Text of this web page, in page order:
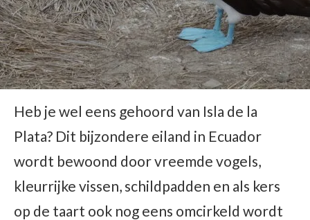
Heb je wel eens gehoord van Isla de la
Plata? Dit bijzondere eiland in Ecuador
wordt bewoond door vreemde vogels,
kleurrijke vissen, schildpadden en als kers
op de taart ook nog eens omcirkeld wordt